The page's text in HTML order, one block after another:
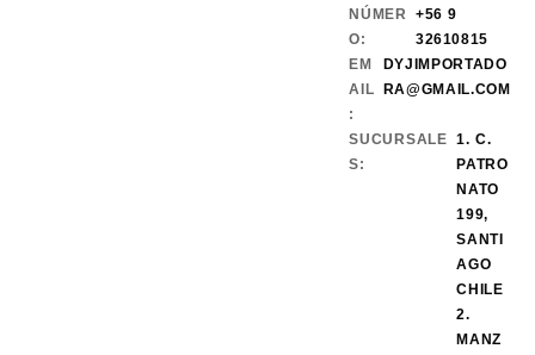
NÚMER
O:
+56 9
32610815
EM
AIL
:
DYJIMPORTADO
RA@GMAIL.COM
SUCURSALE
S:
1. C.
PATRO
NATO
199,
SANTI
AGO
CHILE
2.
MANZ